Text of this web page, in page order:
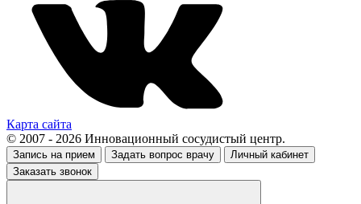
Карта сайта
© 2007 - 2026 Инновационный сосудистый центр.
Запись на прием Задать вопрос врачу
Личный кабинет
Заказать звонок